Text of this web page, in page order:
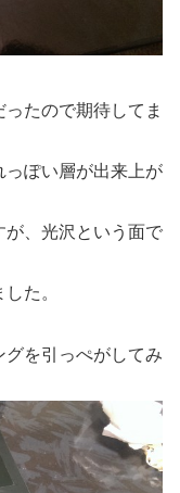
たので期待してま
っぽい層が出来上が
が、光沢という面で
た。
グを引っぺがしてみ